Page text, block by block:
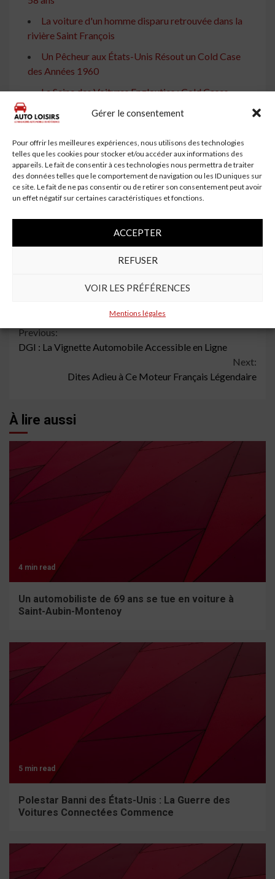
Gérer le consentement
Pour offrir les meilleures expériences, nous utilisons des technologies
telles que les cookies pour stocker et/ou accéder aux informations des
appareils. Le fait de consentir à ces technologies nous permettra de traiter
des données telles que le comportement de navigation ou les ID uniques sur
ce site. Le fait de ne pas consentir ou de retirer son consentement peut avoir
un effet négatif sur certaines caractéristiques et fonctions.
ACCEPTER
REFUSER
VOIR LES PRÉFÉRENCES
Mentions légales
La voiture d'un homme disparu retrouvée dans la
rivière Saint François
Un Pêcheur aux États-Unis Résout un Cold Case
des Années 1960
La Seine des Voitures Englouties : Cold Cases
Roquebrun : Une voiture retrouvée au fond d'un
fleuve, emportée par les crues
Un Pêcheur Retrouve une Voiture Engloutie et
Élucide un Mystère Vieux de 60 Ans
Une Voiture Repêchée dans la Sarthe Révèle une
États-Unis : Comment la découverte d'une voiture
dans une rivière pourrait aider à résoudre une
La Renault 18 retrouvée dans un étang breton : une
Continue
Previous:
DGI : La Vignette Automobile Accessible en Ligne
Next:
Dites Adieu à Ce Moteur Français Légendaire
À lire aussi
4 min read
Un automobiliste de 69 ans se tue en voiture à
Saint-Aubin-Montenoy
5 min read
Polestar Banni des États-Unis : La Guerre des
Voitures Connectées Commence